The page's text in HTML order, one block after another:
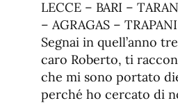
LECCE – BARI –
– AGRAGAS –
Segnai in quell’anno
caro Roberto, ti
che mi sono portato
perché ho cercato di